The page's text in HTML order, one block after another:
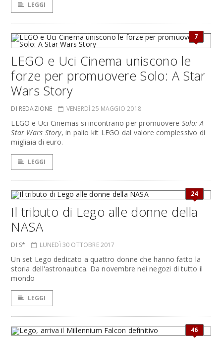
LEGGI
7
LEGO e Uci Cinema uniscono le
forze per promuovere Solo: A Star
Wars Story
DI REDAZIONE VENERDÌ 25 MAGGIO 2018
LEGO e Uci Cinemas si incontrano per promuovere Solo: A
Star Wars Story, in palio kit LEGO dal valore complessivo di
migliaia di euro.
LEGGI
24
Il tributo di Lego alle donne della
NASA
DI S* LUNEDÌ 30 OTTOBRE 2017
Un set Lego dedicato a quattro donne che hanno fatto la
storia dell'astronautica. Da novembre nei negozi di tutto il
mondo
LEGGI
46